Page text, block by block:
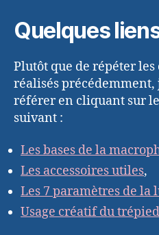
Quelques
Plutôt que de répéter
réalisés précédemment,
référer en cliquant sur
suivant :
Les bases de la
Les accessoires utiles,
Les 7 paramètres de la
Usage créatif du trépied